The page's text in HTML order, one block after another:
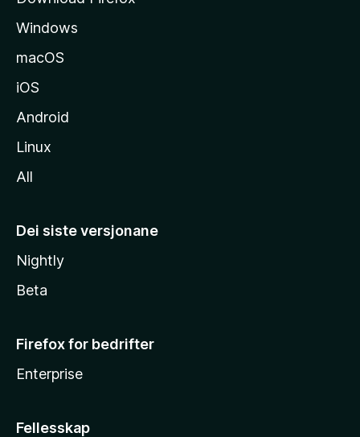
d
a
Windows
macOS
iOS
Android
Linux
All
Dei siste versjonane
Nightly
Beta
Firefox for bedrifter
Enterprise
Fellesskap